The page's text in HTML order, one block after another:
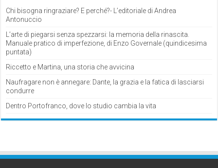
Chi bisogna ringraziare? E perché?- L’editoriale di Andrea
Antonuccio
L’arte di piegarsi senza spezzarsi: la memoria della rinascita.
Manuale pratico di imperfezione, di Enzo Governale (quindicesima
puntata)
Riccetto e Martina, una storia che avvicina
Naufragare non è annegare: Dante, la grazia e la fatica di lasciarsi
condurre
Dentro Portofranco, dove lo studio cambia la vita